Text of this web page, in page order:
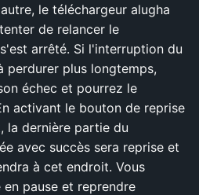
le téléchargeur alugha
de relancer le
arrêté. Si l'interruption du
perdurer plus longtemps,
échec et pourrez le
activant le bouton de reprise
la dernière partie du
avec succès sera reprise et
à cet endroit. Vous
pause et reprendre